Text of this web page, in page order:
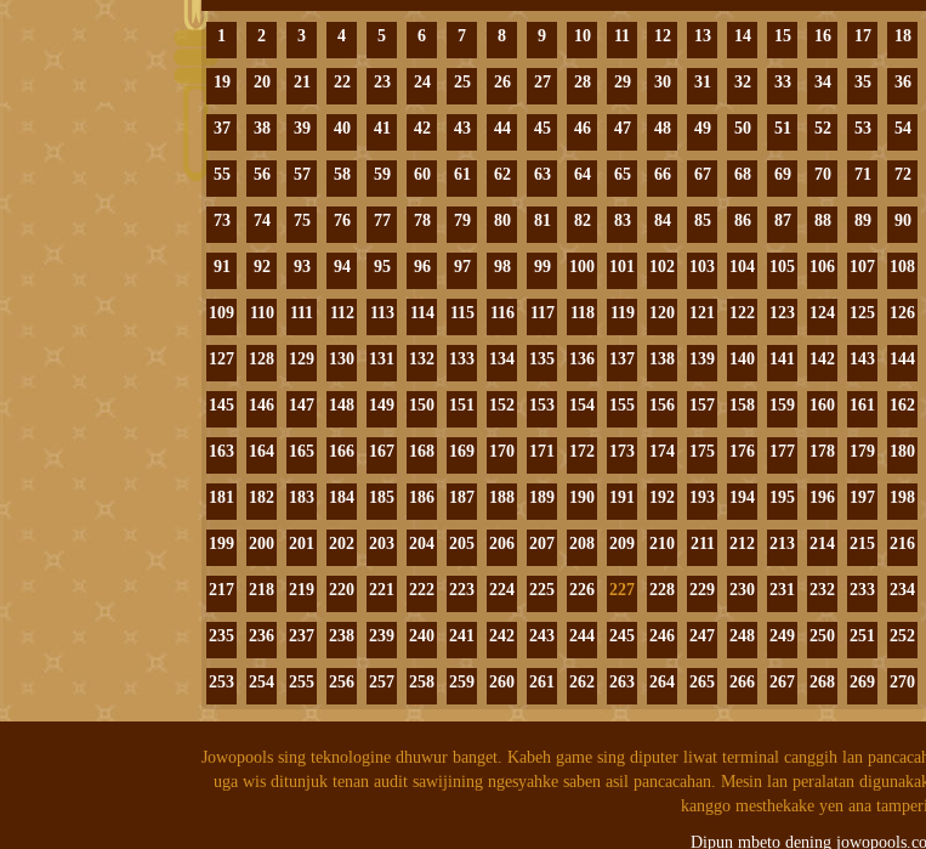
1 2 3 4 5 6 7 8 9 10 11 12 13 14 15 16 17 18
19 20 21 22 23 24 25 26 27 28 29 30 31 32 33 34 35 36
37 38 39 40 41 42 43 44 45 46 47 48 49 50 51 52 53 54
55 56 57 58 59 60 61 62 63 64 65 66 67 68 69 70 71 72
73 74 75 76 77 78 79 80 81 82 83 84 85 86 87 88 89 90
91 92 93 94 95 96 97 98 99 100 101 102 103 104 105 106 107 108
109 110 111 112 113 114 115 116 117 118 119 120 121 122 123 124 125 126
127 128 129 130 131 132 133 134 135 136 137 138 139 140 141 142 143 144
145 146 147 148 149 150 151 152 153 154 155 156 157 158 159 160 161 162
163 164 165 166 167 168 169 170 171 172 173 174 175 176 177 178 179 180
181 182 183 184 185 186 187 188 189 190 191 192 193 194 195 196 197 198
199 200 201 202 203 204 205 206 207 208 209 210 211 212 213 214 215 216
217 218 219 220 221 222 223 224 225 226 227 228 229 230 231 232 233 234
235 236 237 238 239 240 241 242 243 244 245 246 247 248 249 250 251 252
253 254 255 256 257 258 259 260 261 262 263 264 265 266 267 268 269 270
Jowopools sing teknologine dhuwur banget. Kabeh game sing diputer liwat terminal canggih lan
uga wis ditunjuk tenan audit sawijining ngesyahke saben asil pancacahan. Mesin lan peralatan
kanggo mesthekake yen ana
Dipun mbeto dening